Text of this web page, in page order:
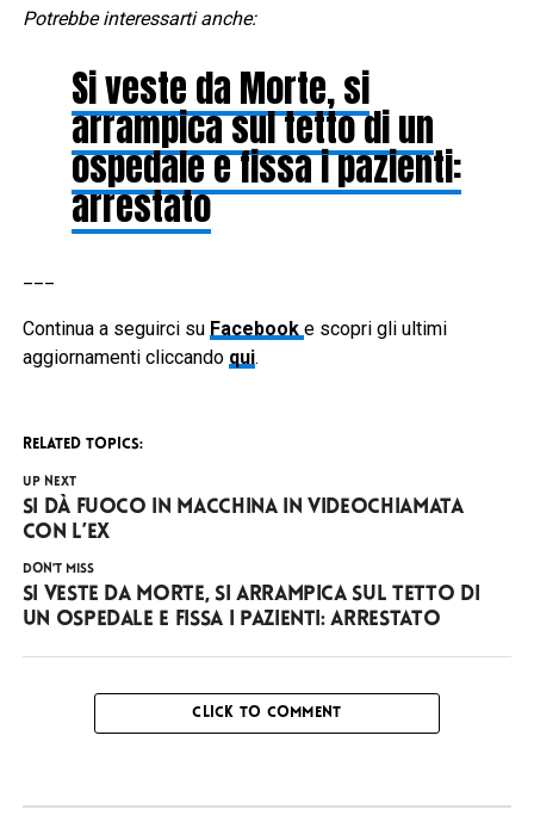
Potrebbe interessarti anche:
Si veste da Morte, si
arrampica sul tetto di un
ospedale e fissa i pazienti:
arrestato
Continua a seguirci su Facebook e scopri gli ultimi
aggiornamenti cliccando qui.
RELATED TOPICS:
UP NEXT
Si dà fuoco in macchina in videochiamata
con l’ex
DON'T MISS
Si veste da Morte, si arrampica sul tetto di
un ospedale e fissa i pazienti: arrestato
CLICK TO COMMENT